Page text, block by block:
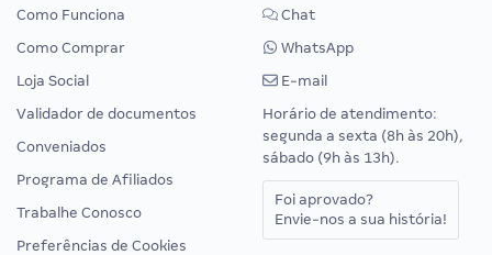
Como Funciona
Como Comprar
Loja Social
Validador de documentos
Conveniados
Programa de Afiliados
Trabalhe Conosco
Preferências de Cookies
Chat
WhatsApp
E-mail
Horário de atendimento:
segunda a sexta (8h às 20h),
sábado (9h às 13h).
Foi aprovado?
Envie-nos a sua história!